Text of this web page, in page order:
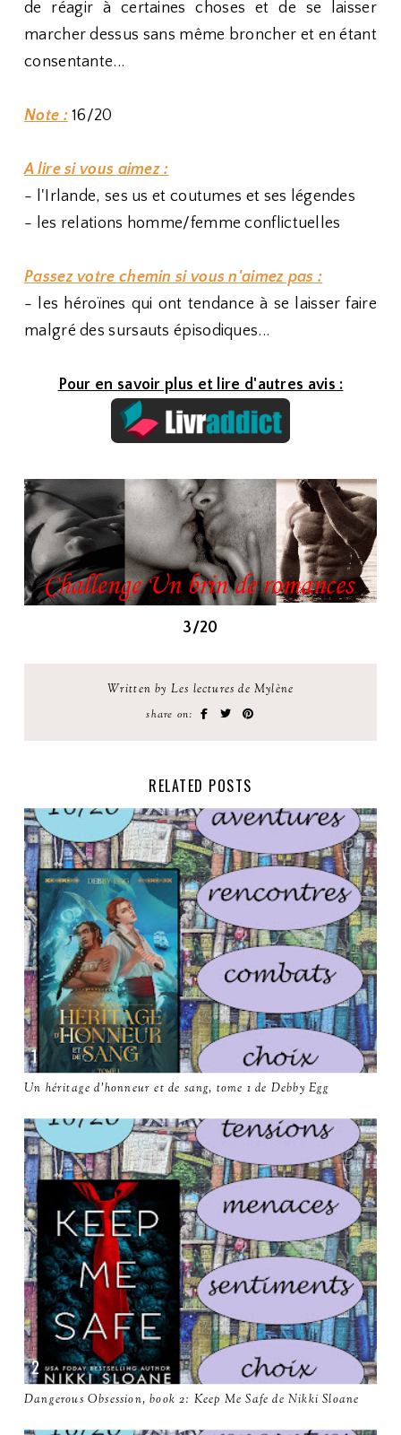
de réagir à certaines choses et de se laisser
marcher dessus sans même broncher et en étant
consentante...
Note :16/20
A lire si vous aimez :
- l'Irlande, ses us et coutumes et ses légendes
- les relations homme/femme conflictuelles
Passez votre chemin si vous n'aimez pas :
- les héroïnes qui ont tendance à se laisser faire
malgré des sursauts épisodiques...
Pour en savoir plus et lire d'autres avis :
3/20
Written by Les lectures de Mylène
share on:
RELATED POSTS
Un héritage d'honneur et de sang, tome 1 de Debby Egg
Dangerous Obsession, book 2: Keep Me Safe de Nikki Sloane